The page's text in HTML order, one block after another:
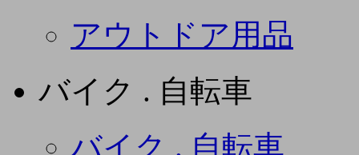
アウトドア用品
バイク . 自転車
バイク . 自転車